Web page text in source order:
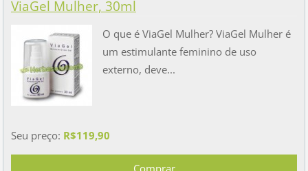
ViaGel Mulher, 30ml
O que é ViaGel Mulher? ViaGel Mulher é
um estimulante feminino de uso
externo, deve...
Seu preço: R$119,90